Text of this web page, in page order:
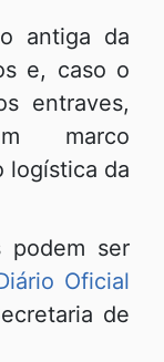
antiga da
e, caso o
entraves,
marco
logística da
podem ser
Oficial
de